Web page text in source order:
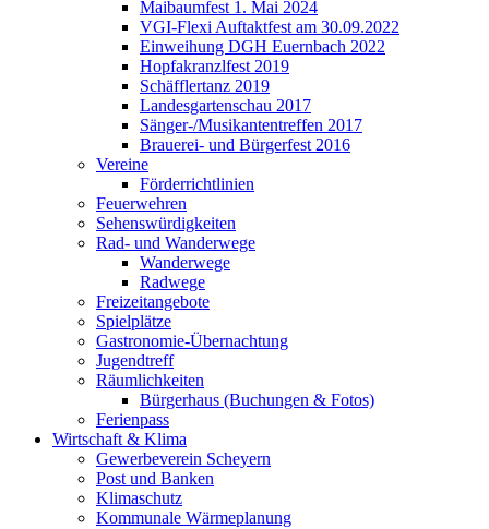
Maibaumfest 1. Mai 2024
VGI-Flexi Auftaktfest am 30.09.2022
Einweihung DGH Euernbach 2022
Hopfakranzlfest 2019
Schäfflertanz 2019
Landesgartenschau 2017
Sänger-/Musikantentreffen 2017
Brauerei- und Bürgerfest 2016
Vereine
Förderrichtlinien
Feuerwehren
Sehenswürdigkeiten
Rad- und Wanderwege
Wanderwege
Radwege
Freizeitangebote
Spielplätze
Gastronomie-Übernachtung
Jugendtreff
Räumlichkeiten
Bürgerhaus (Buchungen & Fotos)
Ferienpass
Wirtschaft & Klima
Gewerbeverein Scheyern
Post und Banken
Klimaschutz
Kommunale Wärmeplanung